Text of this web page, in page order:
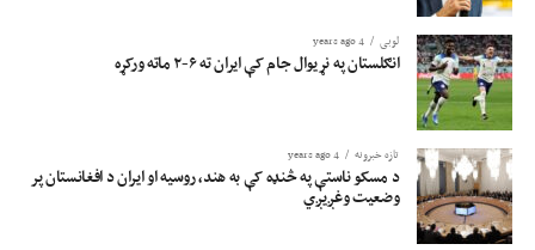
لوبی 4 years ago
انګلستان په نړیوال جام کې ایران ته ۶-۲ ماته ورکړه
تازه خبرونه 4 years ago
د مسکو ناستې په څنډه کې به هند، روسیه او ایران د افغانستان پر
وضعیت وغږیږي